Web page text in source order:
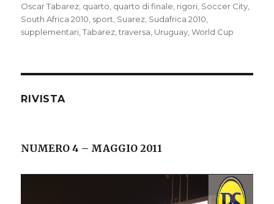
Oscar Tabarez, quarto, quarto di finale, rigori, Soccer City,
South Africa 2010, sport, Suarez, Sudafrica 2010,
supplementari,Tabarez,traversa, Uruguay,World Cup
RIVISTA
NUMERO 4 – MAGGIO 2011